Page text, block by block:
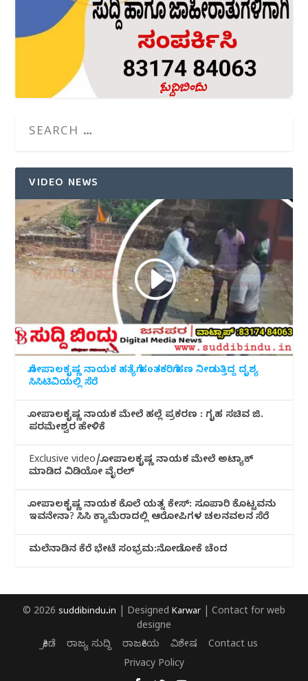
VIDEO NEWS
ಗೋಪಾಲಕೃಷ್ಣ ನಾಯಕ ಹತ್ಯೆಗೆ ಹಂತಕರಿಗೆ ಹಣ ನೀಡುತ್ತಿದ್ದ ದೃಶ್ಯ
ಸಿಸಿಟಿವಿಯಲ್ಲಿ ಸೆರೆ
ಗೋಪಾಲಕೃಷ್ಣ ನಾಯಕ ಮೇಲೆ ಹಲ್ಲೆ ಪ್ರಕರಣ : ಗೃಹ ಸಚಿವ ಜಿ.
ಪರಮೇಶ್ವರ ಹೇಳಿಕೆ
Exclusive video/ಗೋಪಾಲಕೃಷ್ಣ ನಾಯಕ ಮೇಲೆ ಅಟ್ಯಾಕ್
ಮಾಡಿದ ವಿಡಿಯೋ ವೈರಲ್
ಗೋಪಾಲಕೃಷ್ಣ ನಾಯಕ ಕೊಲೆ ಯತ್ನ ಕೇಸ್: ಸೂಪಾರಿ ಕೊಟ್ಟವನು
ಇವನೇನಾ? ಸಿಸಿ ಕ್ಯಾಮೆರಾದಲ್ಲಿ ಆರೋಪಿಗಳ ಚಲನವಲನ ಸೆರೆ
ಮಲೆನಾಡಿ‌ನ ಕೆರೆ ಭೇಟೆ ಸಂಭ್ರಮ:ನೋಡೋಕೆ ಚೆಂದ
© 2026 suddibindu.in | Designed Karwar | Contact for web
designe
ಕ್ರೀಡೆ
ರಾಜ್ಯ ಸುದ್ದಿ ರಾಜಕೀಯ ವಿಶೇಷ
Contact us
Privacy Policy